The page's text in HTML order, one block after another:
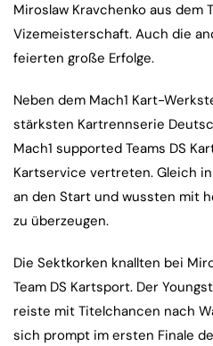
Miroslaw Kravchenko aus dem
Vizemeisterschaft. Auch die
feierten große Erfolge.
Neben dem Mach1 Kart-
stärksten Kartrennserie
Mach1 supported Teams DS
Kartservice vertreten. Gleich
an den Start und wussten mit
zu überzeugen.
Die Sektkorken knallten bei
Team DS Kartsport. Der
reiste mit Titelchancen nach
sich prompt im ersten Finale